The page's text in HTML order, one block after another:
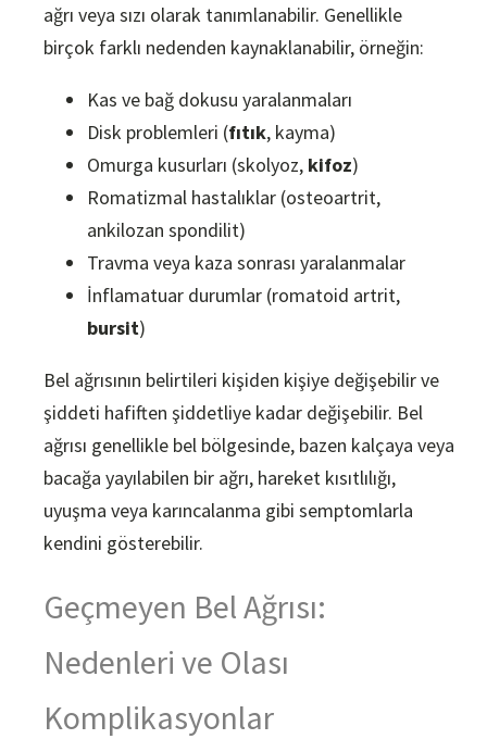
ağrı veya sızı olarak tanımlanabilir. Genellikle
birçok farklı nedenden kaynaklanabilir, örneğin:
Kas ve bağ dokusu yaralanmaları
Disk problemleri (fıtık, kayma)
Omurga kusurları (skolyoz, kifoz)
Romatizmal hastalıklar (osteoartrit,
ankilozan spondilit)
Travma veya kaza sonrası yaralanmalar
İnflamatuar durumlar (romatoid artrit,
bursit)
Bel ağrısının belirtileri kişiden kişiye değişebilir ve
şiddeti hafiften şiddetliye kadar değişebilir. Bel
ağrısı genellikle bel bölgesinde, bazen kalçaya veya
bacağa yayılabilen bir ağrı, hareket kısıtlılığı,
uyuşma veya karıncalanma gibi semptomlarla
kendini gösterebilir.
Geçmeyen Bel Ağrısı:
Nedenleri ve Olası
Komplikasyonlar